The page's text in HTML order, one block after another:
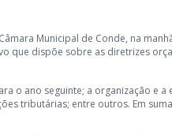
Municipal de Conde, na
que dispõe sobre as diretrizes
o ano seguinte; a organização e
tributárias; entre outros. Em